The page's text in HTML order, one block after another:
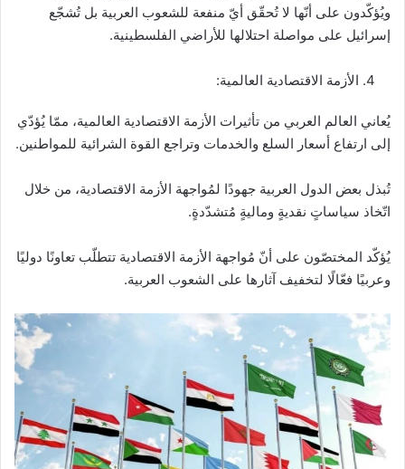
ويُؤكّدون على أنّها لا تُحقّق أيّ منفعة للشعوب العربية بل تُشجّع
إسرائيل على مواصلة احتلالها للأراضي الفلسطينية.
الأزمة الاقتصادية العالمية:
يُعاني العالم العربي من تأثيرات الأزمة الاقتصادية العالمية، ممّا يُؤدّي
إلى ارتفاع أسعار السلع والخدمات وتراجع القوة الشرائية للمواطنين.
تُبذل بعض الدول العربية جهودًا لمُواجهة الأزمة الاقتصادية، من خلال
اتّخاذ سياساتٍ نقديةٍ وماليةٍ مُتشدّدةٍ.
يُؤكّد المختصّون على أنّ مُواجهة الأزمة الاقتصادية تتطلّب تعاونًا دوليًا
وعربيًا فعّالًا لتخفيف آثارها على الشعوب العربية.